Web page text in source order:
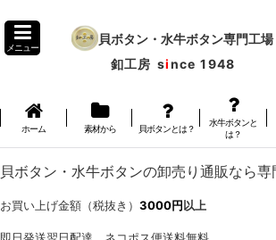
メニュー
貝ボタン・水牛ボタン専門工場
釦工房 since 1948
ホーム 素材から 貝ボタンとは？
水牛ボタンと
は？
貝ボタン・水牛ボタンの卸売り通販なら
お買い上げ金額（税抜き） 3000円以上